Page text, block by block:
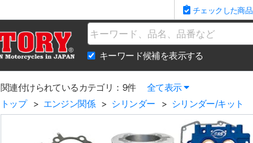
チェックした商品
Name
キーワード候補を表示する
関連付けられているカテゴリ：9件
全て表示
トップ
エンジン関係 シリンダー シリンダー/キット